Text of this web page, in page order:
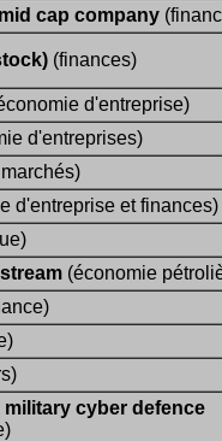
cap company
(finances)
d'entreprise)
d'entreprises)
d'entreprise et finances)
(économie
cyber defence